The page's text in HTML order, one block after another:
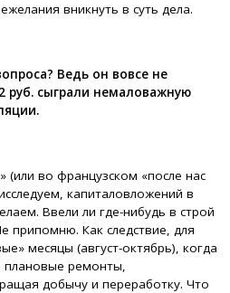
вникнуть в суть дела.
Ведь он вовсе не
руб. сыграли немаловажную
(или во французском «после нас
капиталовложений в
Ввели ли где-нибудь в строй
припомню. Как следствие, для
месяцы (август-октябрь), когда
плановые ремонты,
добычу и переработку. Что